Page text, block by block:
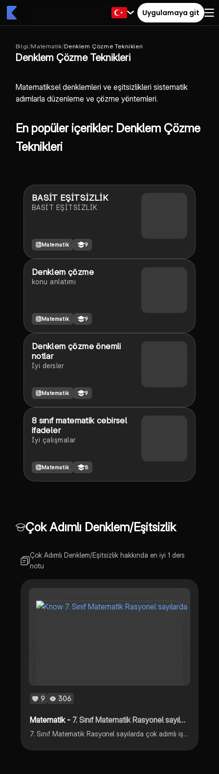
Uygulamaya git
Bilgi/Matematik/Denklem Çözme Teknikleri
Denklem Çözme Teknikleri
Matematiksel denklemleri ve eşitsizlikleri sistematik
adımlarla düzenleme ve çözme yöntemleri.
En popüler içerikler: Denklem Çözme
Teknikleri
BASİT EŞİTSİZLİK
BASİT EŞİTSİZLİK
Matematik 9
Denklem çözme
konu anlatımı
Matematik 9
Denklem çözme önemli
notlar
Iyi dersler
Matematik 9
8 sınıf matematik cebirsel
ifadeler
İyi çalışmalar
Matematik 8
Çok Adımlı Denklem/Eşitsizlik
Çok Adımlı Denklem/Eşitsizlik hakkında en iyi 1 ders
notu
9 306
Matematik - 7. Sınıf Matematik Rasyonel sayılarda çok adımlı işlemler soru çözümü
7. Sınıf Matematik Rasyonel sayılarda çok adımlı işlemler soru çözümü